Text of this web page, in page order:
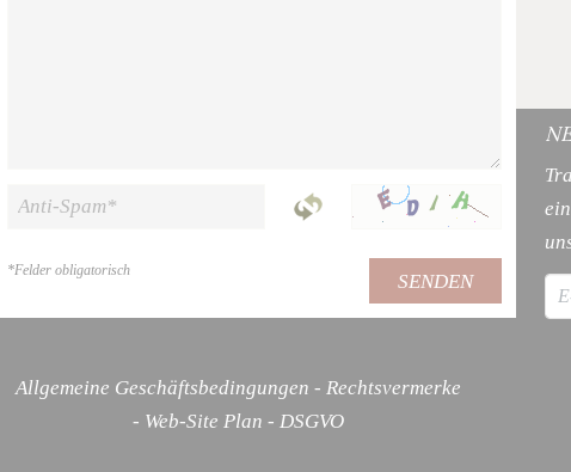
*Felder obligatorisch SENDEN
Allgemeine Geschäftsbedingungen
Rechtsvermerke
Web-Site Plan
DSGVO